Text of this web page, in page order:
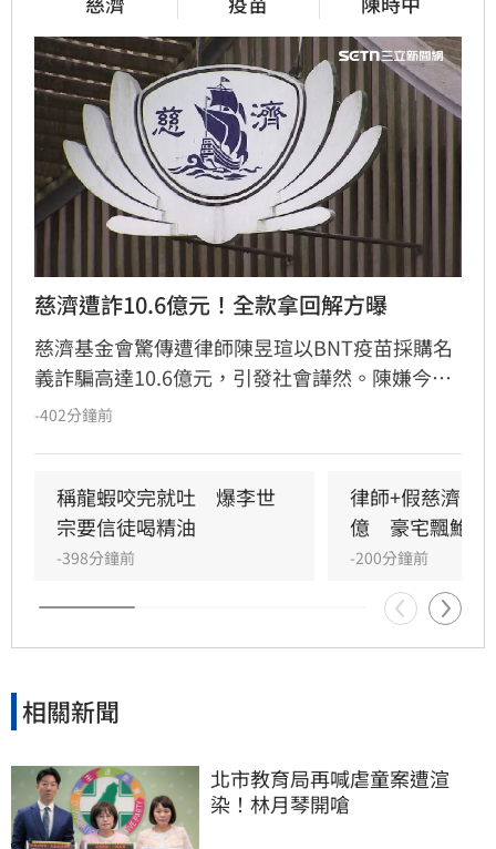
慈濟遭詐10.6億元！全款拿回解方曝
慈濟基金會驚傳遭律師陳昱瑄以BNT疫苗採購名
義詐騙高達10.6億元，引發社會譁然。陳嫌今年
5月已遭羈押，但慈濟直到起訴曝光才發表聲
內部審核機制疏漏，更有法界人士認為聲明內容
顯得被動且不尋常。
-402分鐘前
稱龍蝦咬完就吐　爆李世
宗要信徒喝精油
-398分鐘前
律師+假慈濟青
億　豪宅飄鮑魚
-200分鐘前
相關新聞
北市教育局再喊虐童案遭渲
染！林月琴開嗆